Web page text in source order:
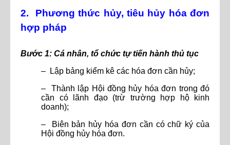
2. Phương thức hủy, tiêu hủy hóa đơn
hợp pháp
Bước 1: Cá nhân, tổ chức tự tiến hành thủ tục
– Lập bảng kiểm kê các hóa đơn cần hủy;
– Thành lập Hội đồng hủy hóa đơn trong đó
cần có lãnh đạo (trừ trường hợp hộ kinh
doanh);
– Biên bản hủy hóa đơn cần có chữ ký của
Hội đồng hủy hóa đơn.